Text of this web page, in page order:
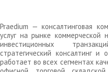
Praedium — консалтинговая
услуг на рынке коммерческой
инвестиционных
стратегический консалтинг и
работает во всех сегментах